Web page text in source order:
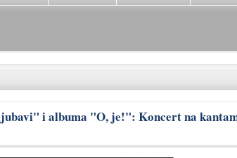
i albuma "O, je!": Koncert na